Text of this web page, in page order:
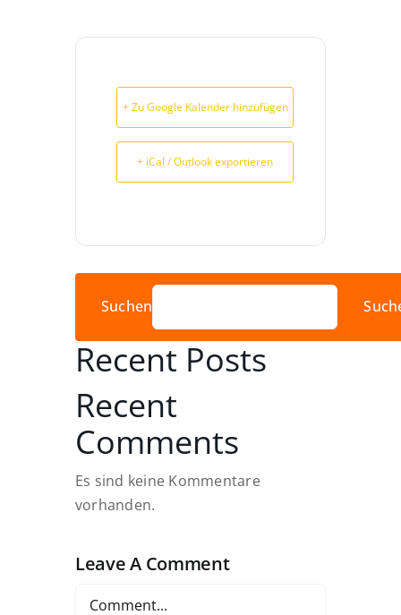
+ Zu Google Kalender hinzufügen
+ iCal / Outlook exportieren
Suchen
Recent Posts
Recent
Comments
Es sind keine Kommentare
vorhanden.
Leave A Comment